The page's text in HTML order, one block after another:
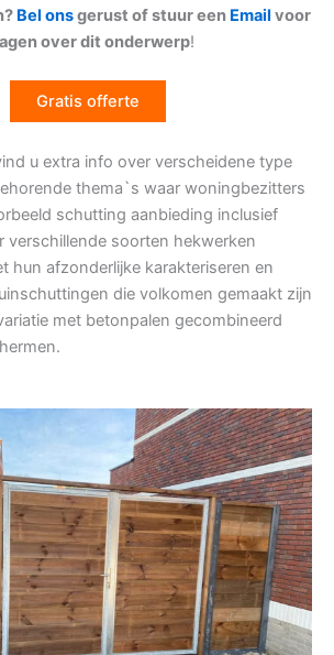
Bel onsgerust of stuur een Email voor
over dit onderwerp!
Gratis offerte
u extra info over verscheidene type
thema`s waar woningbezitters
schutting aanbieding inclusief
verschillende soorten hekwerken
hun afzonderlijke karakteriseren en
die volkomen gemaakt zijn
met betonpalen gecombineerd